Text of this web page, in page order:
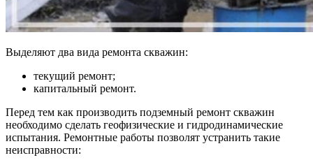
Выделяют два вида ремонта скважин:
текущий ремонт;
капитальный ремонт.
Перед тем как производить подземный ремонт скважин
необходимо сделать геофизические и гидродинамические
испытания. Ремонтные работы позволят устранить такие
неисправности: